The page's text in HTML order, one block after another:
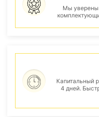
Мы уверены
Капитальный
4 дней.